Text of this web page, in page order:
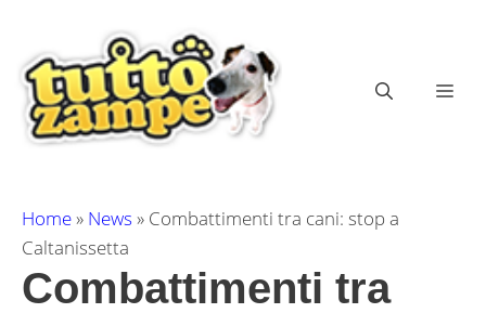
contenuto
Home» News » Combattimenti tra cani: stop a
Caltanissetta
Combattimenti tra